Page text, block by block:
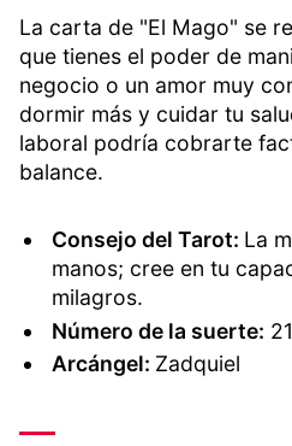
La carta de "El Mago" se
que tienes el poder de
negocio o un amor muy
dormir más y cuidar tu
laboral podría cobrarte
balance.
Consejo del Tarot: La
manos; cree en tu
milagros.
Número de la suerte:
Arcángel: Zadquiel